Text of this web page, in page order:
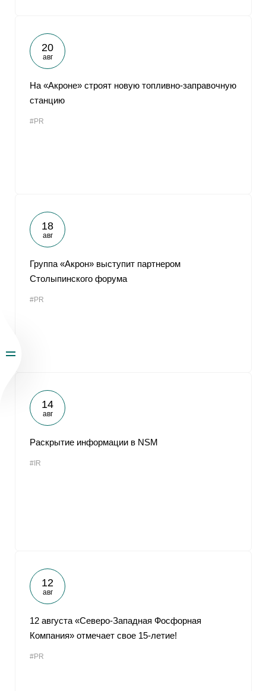
20
авг
На «Акроне» строят новую топливно-заправочную
станцию
#PR
18
авг
Группа «Акрон» выступит партнером
Столыпинского форума
#PR
14
авг
Раскрытие информации в NSM
#IR
12
авг
12 августа «Северо-Западная Фосфорная
Компания» отмечает свое 15-летие!
#PR